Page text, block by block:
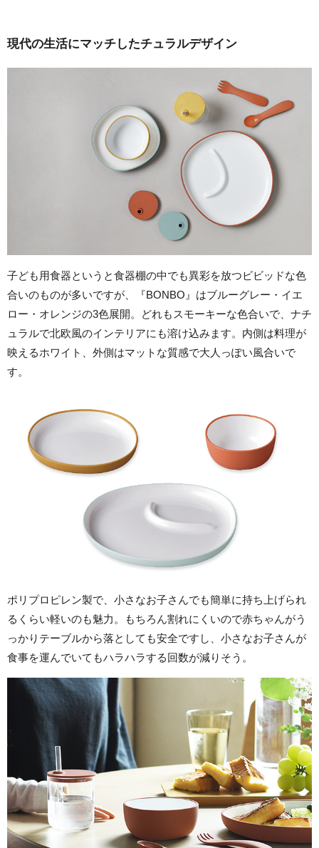
現代の生活にマッチしたチュラルデザイン
子ども用食器というと食器棚の中でも異彩を放つビビッドな色
合いのものが多いですが、『BONBO』はブルーグレー・イエ
ロー・オレンジの3色展開。どれもスモーキーな色合いで、ナチ
ュラルで北欧風のインテリアにも溶け込みます。内側は料理が
映えるホワイト、外側はマットな質感で大人っぽい風合いで
す。
ポリプロピレン製で、小さなお子さんでも簡単に持ち上げられ
るくらい軽いのも魅力。もちろん割れにくいので赤ちゃんがう
っかりテーブルから落としても安全ですし、小さなお子さんが
食事を運んでいてもハラハラする回数が減りそう。